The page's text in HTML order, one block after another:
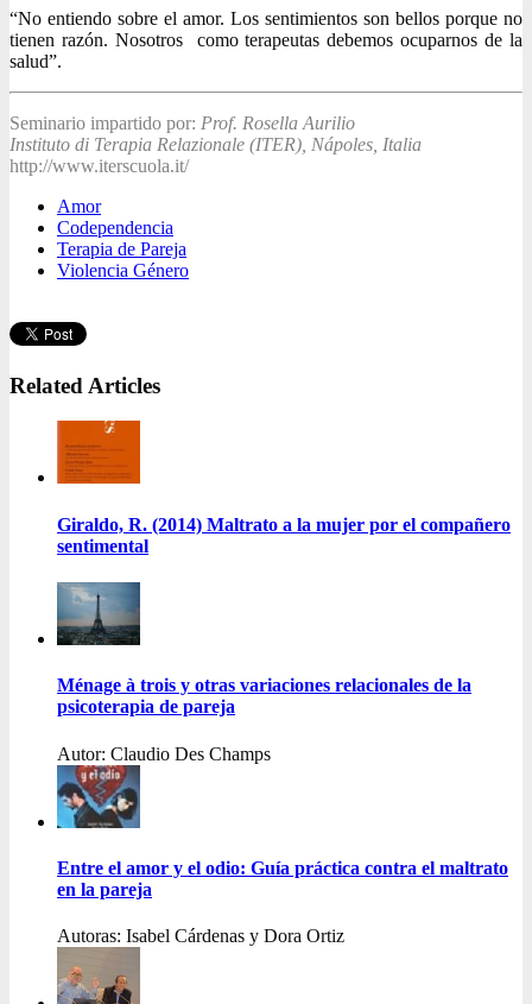
“No entiendo sobre el amor. Los sentimientos son bellos porque no
tienen razón. Nosotros como terapeutas debemos ocuparnos de la
salud”.
Seminario impartido por: Prof. Rosella Aurilio
Instituto di Terapia Relazionale (ITER), Nápoles, Italia
http://www.iterscuola.it/
Amor
Codependencia
Terapia de Pareja
Violencia Género
Related Articles
Giraldo, R. (2014) Maltrato a la mujer por el compañero
sentimental
Ménage à trois y otras variaciones relacionales de la
psicoterapia de pareja
Autor: Claudio Des Champs
Entre el amor y el odio: Guía práctica contra el maltrato
en la pareja
Autoras: Isabel Cárdenas y Dora Ortiz